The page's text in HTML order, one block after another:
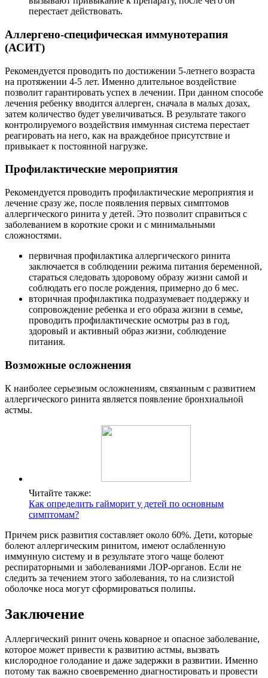
перестает действовать.
Аллергено-специфическая иммунотерапия
(АСИТ)
Рекомендуется проводить по достижении 5-летнего возраста
на протяжении 4-5 лет. Именно длительное воздействие
позволит гарантировать успех в лечении. При данном способе
лечения ребенку вводится аллерген, сначала в малых дозах,
затем количество будет увеличиваться. В результате такого
контролируемого воздействия иммунная система перестает
реагировать на него, как на враждебное присутствие и
привыкает к постоянной нагрузке.
Профилактические мероприятия
Рекомендуется проводить профилактические мероприятия и
лечение сразу же, после появления первых симптомов
аллергического ринита у детей. Это позволит справиться с
заболеванием в короткие сроки и с минимальными
сложностями.
первичная профилактика аллергического ринита
заключается в соблюдении режима питания беременной,
стараться следовать здоровому образу жизни самой и
соблюдать его после рождения, примерно до 6 мес.
вторичная профилактика подразумевает поддержку и
сопровождение ребенка и его образа жизни в семье,
проводить профилактические осмотры раз в год,
здоровый и активный образ жизни, соблюдение
питания.
Возможные осложнения
К наиболее серьезным осложнениям, связанным с развитием
аллергического ринита является появление бронхиальной
астмы.
Читайте также:
Как определить гайморит у детей по основным
симптомам?
Причем риск развития составляет около 60%. Дети, которые
болеют аллергическим ринитом, имеют ослабленную
иммунную систему и в результате этого чаще болеют
респираторными и заболеваниями ЛОР-органов. Если не
следить за течением этого заболевания, то на слизистой
оболочке носа могут сформироваться полипы.
Заключение
Аллергический ринит очень коварное и опасное заболевание,
которое может привести к развитию астмы, вызвать
кислородное голодание и даже задержки в развитии. Именно
потому так важно своевременно диагностировать и провести